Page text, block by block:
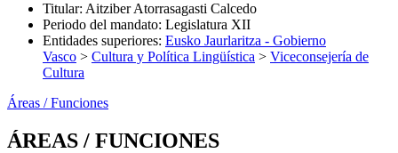
Titular: Aitziber Atorrasagasti Calcedo
Periodo del mandato: Legislatura XII
Entidades superiores: Eusko Jaurlaritza - Gobierno
Vasco > Cultura y Política Lingüística > Viceconsejería de
Cultura
Áreas / Funciones
ÁREAS / FUNCIONES